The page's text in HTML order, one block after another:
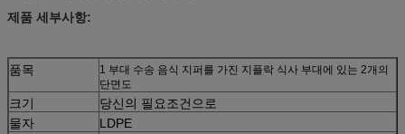
제품 세부사항:
품목
1 부대 수송 음식 지퍼를 가진 지플락 식사 부대에 있는 2개의
단면도
크기
당신의 필요조건으로
물자
LDPE